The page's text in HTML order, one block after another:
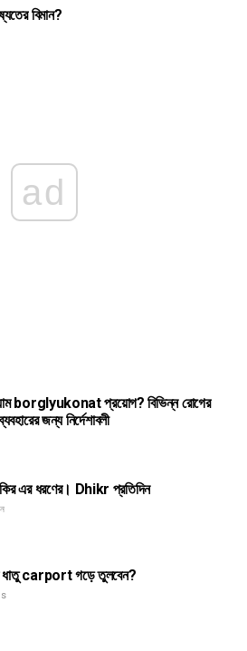
বিমান?
ad
borglyukonat প্রয়োগ? বিভিন্ন রোগের
জন্য নির্দেশাবলী
এর ধরণের। Dhikr প্রতিদিন
ধাতু carport গড়ে তুলবেন?